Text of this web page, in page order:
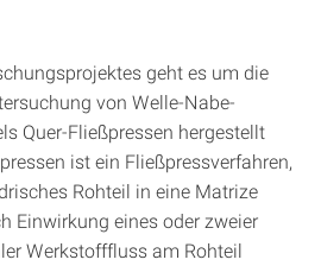
geht es um die
von Welle-Nabe-
Quer-Fließpressen hergestellt
ist ein Fließpressverfahren,
Rohteil in eine Matrize
Einwirkung eines oder zweier
Werkstofffluss am Rohteil